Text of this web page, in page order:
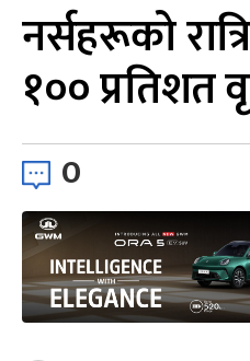
नर्सहरूको
१०० प्रतिशत
0